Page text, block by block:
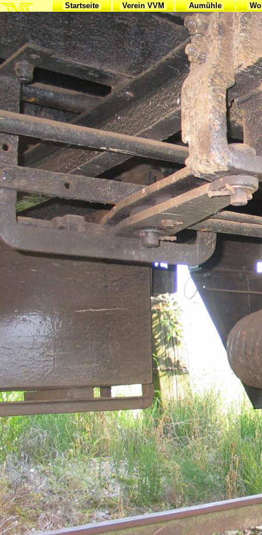
Startseite Verein VVM Aumühle